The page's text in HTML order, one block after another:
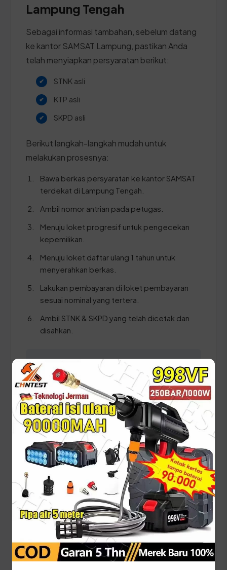
Lampung Tengah
Sebagai informasi tambahan, sebelum datang
ke kantor SAMSAT Lampung, pastikan Anda
telah menyiapkan persyaratan berikut:
STNK asli
KTP asli
SKPD asli
Berikut langkah-langkah mudah untuk
melakukan prosesnya:
Bawa berkas persyaratan ke kantor SAMSAT
terdekat di Lampung Tengah.
Ambil nomor antrian pada petugas.
Menuju loket progresif untuk pengecekan
kepemilikan.
Menuju loket daftar ulang 1 tahun untuk
menyerahkan berkas.
Lakukan pembayaran di loket pembayaran
sesuai nominal yang tertera.
Ambil STNK & SKPD yang telah dicetak dan
disahkan.
⚠️ Pastikan Anda selalu membawa dokumen asli
seperti KTP dan STNK serta periksa kembali
keselarasan data identitas pada berkas untuk
mempercepat proses verifikasi petugas
SAMSAT.
Panduan Pajak 5 Tahunan
(Ganti Plat) di Lampung
Setiap lima tahun, pemilik kendaraan wajib
melakukan pergantian pelat nomor dan cek fisik
kendaraan. Siapkan dokumen tambahan ini:
STNK asli
KTP asli